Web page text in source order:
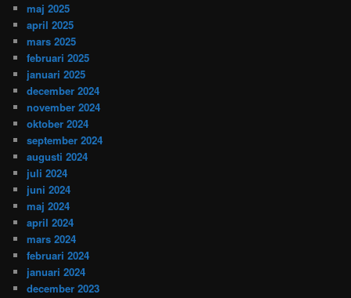
maj 2025
april 2025
mars 2025
februari 2025
januari 2025
december 2024
november 2024
oktober 2024
september 2024
augusti 2024
juli 2024
juni 2024
maj 2024
april 2024
mars 2024
februari 2024
januari 2024
december 2023